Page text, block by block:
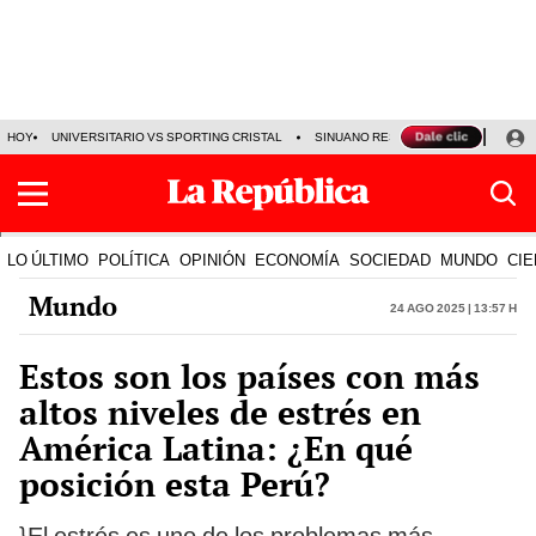
HOY UNIVERSITARIO VS SPORTING CRISTAL SINUANO RESULTADOS HOY
LO ÚLTIMO POLÍTICA OPINIÓN ECONOMÍA SOCIEDAD MUNDO
Mundo 24 Ago 2025 | 13:57 h
Estos son los países con más
altos niveles de estrés en
América Latina: ¿En qué
posición esta Perú?